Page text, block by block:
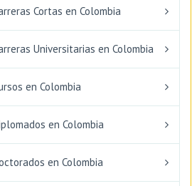
Cortas en Colombia
Universitarias en Colombia
en Colombia
en Colombia
en Colombia